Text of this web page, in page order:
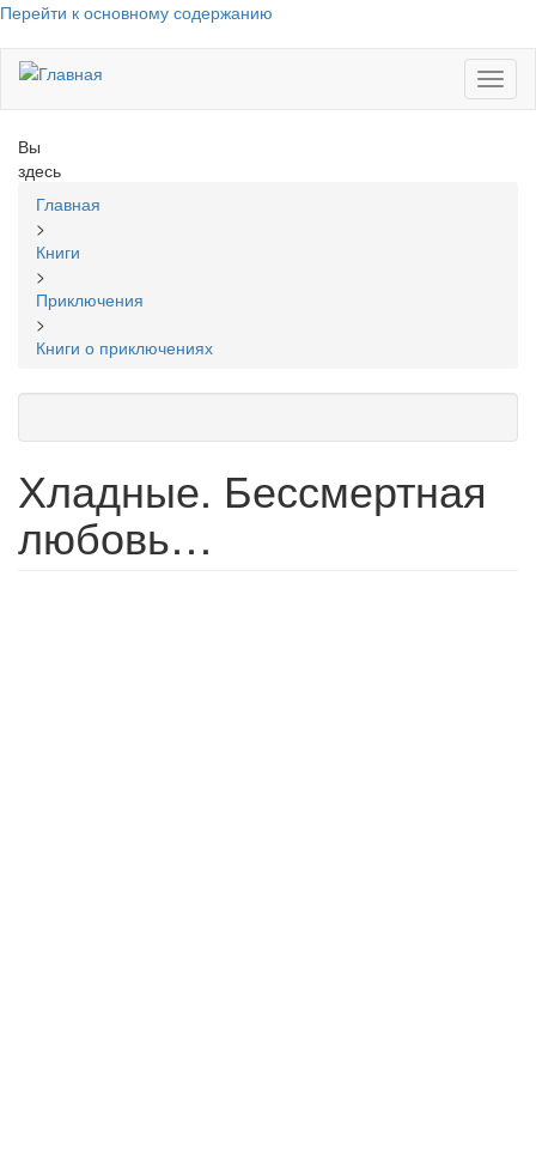
Перейти к основному содержанию
Вы
здесь
Главная
>
Книги
>
Приключения
>
Книги о приключениях
Хладные. Бессмертная
любовь…